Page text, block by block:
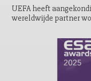
UEFA heeft
wereldwijde partner
acht gaststeden, van